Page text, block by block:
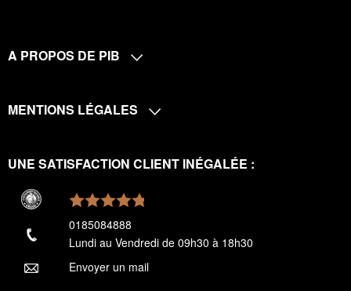
A PROPOS DE PIB
MENTIONS LÉGALES
UNE SATISFACTION CLIENT INÉGALÉE :
0185084888
Lundi au Vendredi de 09h30 à 18h30
Envoyer un mail